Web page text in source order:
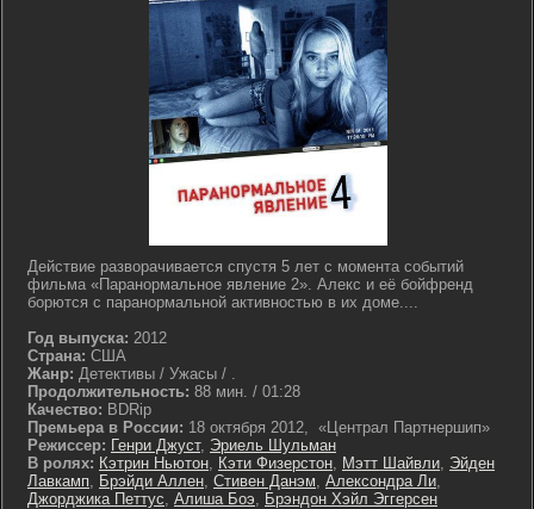
Действие разворачивается спустя 5 лет с момента событий
фильма «Паранормальное явление 2». Алекс и её бойфренд
борются с паранормальной активностью в их доме....
Год выпуска: 2012
Страна: США
Жанр: Детективы / Ужасы / .
Продолжительность: 88 мин. / 01:28
Качество: BDRip
Премьера в России: 18 октября 2012, «Централ Партнершип»
Режиссер: Генри Джуст, Эриель Шульман
В ролях: Кэтрин Ньютон, Кэти Физерстон, Мэтт Шайвли, Эйден
Лавкамп, Брэйди Аллен, Стивен Данэм, Алексондра Ли,
Джорджика Петтус, Алиша Боэ, Брэндон Хэйл Эггерсен